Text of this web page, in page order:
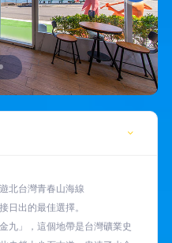
北台灣青春山海線
日出的最佳選擇。
九」，這個地帶是台灣礦業史